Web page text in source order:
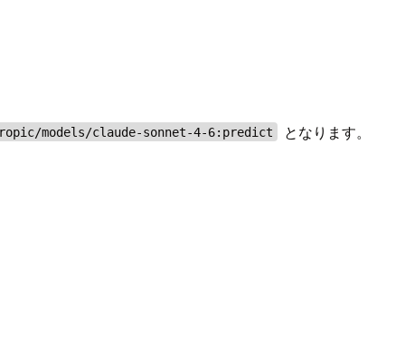
models/claude-sonnet-4-6:predict となります。